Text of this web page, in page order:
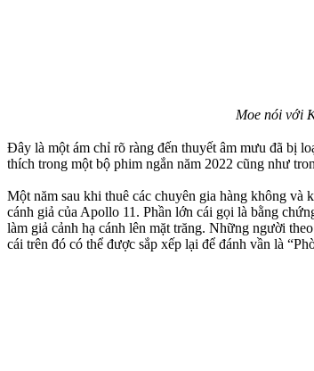
Moe nói với
Đây là một ám chỉ rõ ràng đến thuyết âm mưu đã bị
thích trong một bộ phim ngắn năm 2022 cũng như
Một năm sau khi thuê các chuyên gia hàng không
cánh giả của Apollo 11. Phần lớn cái gọi là bằng
làm giả cảnh hạ cánh lên mặt trăng. Những người
cái trên đó có thể được sắp xếp lại để đánh vần là